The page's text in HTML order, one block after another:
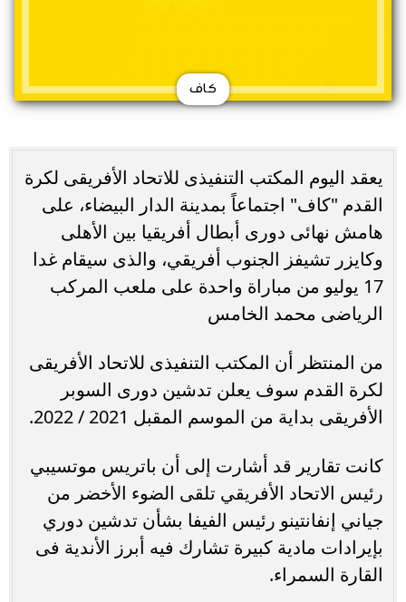
كاف
يعقد اليوم المكتب التنفيذى للاتحاد الأفريقى لكرة
القدم "كاف" اجتماعاً بمدينة الدار البيضاء، على
هامش نهائى دورى أبطال أفريقيا بين الأهلى
وكايزر تشيفز الجنوب أفريقي، والذى سيقام غدا
17 يوليو من مباراة واحدة على ملعب المركب
الرياضى محمد الخامس
من المنتظر أن المكتب التنفيذى للاتحاد الأفريقى
لكرة القدم سوف يعلن تدشين دورى السوبر
الأفريقى بداية من الموسم المقبل 2021 / 2022.
كانت تقارير قد أشارت إلى أن باتريس موتسيبي
رئيس الاتحاد الأفريقي تلقى الضوء الأخضر من
جياني إنفانتينو رئيس الفيفا بشأن تدشين دوري
بإيرادات مادية كبيرة تشارك فيه أبرز الأندية فى
القارة السمراء.